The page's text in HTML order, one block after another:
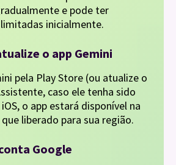
e pode ter
inicialmente.
o app Gemini
pela Play Store (ou atualize o
caso ele tenha sido
o app estará disponível na
liberado para sua região.
Google